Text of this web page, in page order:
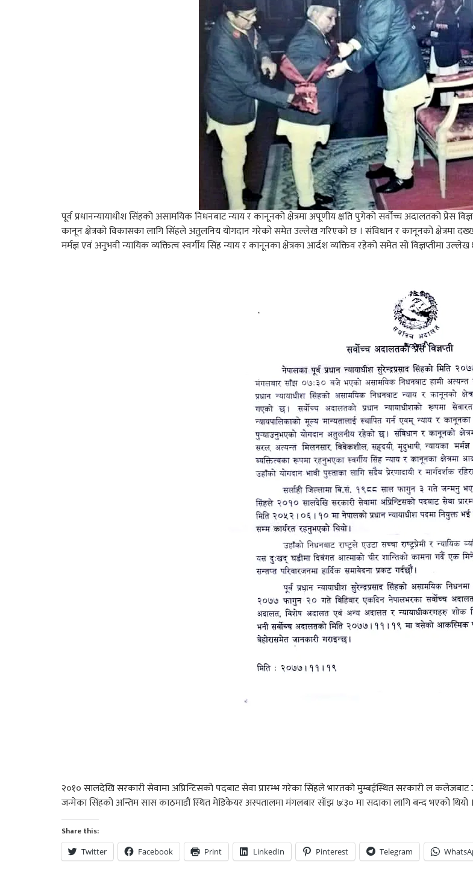
पूर्व प्रधानन्यायाधीश सिंहको असामयिक निधनबाट न्याय र कानूनको क्षेत्रमा अपूणीय क्षति पुगेको सर्वोच्च अदालतको प्रेस
कानून क्षेत्रको विकासका लागि सिंहले अतुलनिय योगदान गरेको समेत उल्लेख गरिएको छ । संविधान र कानूनको क्षेत्रमा
मर्मज्ञ एवं अनुभवी न्यायिक व्यक्तित्व स्वर्गीय सिंह न्याय र कानूनका क्षेत्रका आर्दश व्यक्तिव रहेको समेत सो विज्ञप्तीमा उल्लेख
२०१० सालदेखि सरकारी सेवामा अप्रिन्टिसको पदबाट सेवा प्रारम्भ गरेका सिंहले भारतको मुम्बईस्थित सरकारी ल कलेजबाट
जन्मेका सिंहको अन्तिम सास काठमाडौं स्थित मेडिकेयर अस्पतालमा मंगलबार साँझ ७ः३० मा सदाका लागि बन्द भएको थियो ।
Share this:
Twitter Facebook Print LinkedIn Pinterest Telegram